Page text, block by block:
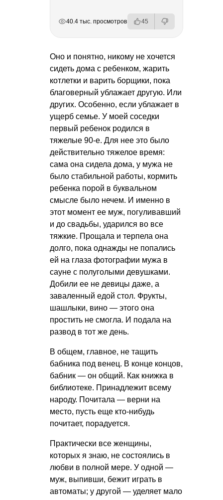
40.4 тыс. просмотров 45
Оно и понятно, никому не хочется
сидеть дома с ребенком, жарить
котлетки и варить борщики, пока
благоверный ублажает другую. Или
других. Особенно, если ублажает в
ущерб семье. У моей соседки
первый ребенок родился в
тяжелые 90-е. Для нее это было
действительно тяжелое время:
сама она сидела дома, у мужа не
было стабильной работы, кормить
ребенка порой в буквальном
смысле было нечем. И именно в
этот момент ее муж, погуливавший
и до свадьбы, ударился во все
тяжкие. Прощала и терпела она
долго, пока однажды не попались
ей на глаза фотографии мужа в
сауне с полуголыми девушками.
Добили ее не девицы даже, а
заваленный едой стол. Фрукты,
шашлыки, вино — этого она
простить не смогла. И подала на
развод в тот же день.
В общем, главное, не тащить
бабника под венец. В конце концов,
бабник — он общий. Как книжка в
библиотеке. Принадлежит всему
народу. Почитала — верни на
место, пусть еще кто-нибудь
почитает, порадуется.
Практически все женщины,
которых я знаю, не состоялись в
любви в полной мере. У одной —
муж, выпивши, бежит играть в
автоматы; у другой — уделяет мало